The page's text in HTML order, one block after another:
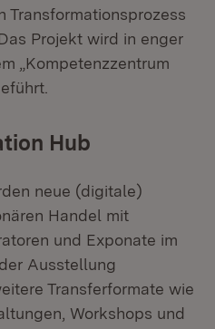
Transformationsprozess
Projekt wird in enger
„Kompetenzzentrum
Hub
neue (digitale)
Handel mit
und Exponate im
Ausstellung
Transferformate wie
Workshops und